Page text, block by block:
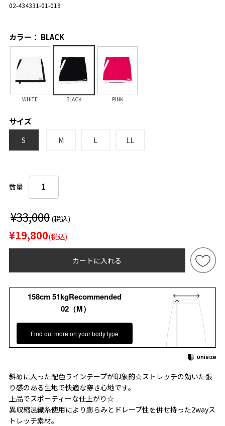
02-434331-01-019
カラー： BLACK
WHITE BLACK PINK
サイズ
S M L LL
数量
¥33,000 (税込)
¥19,800(税込)
カートに入れる
158cm 51kgRecommended
02（M）
Find out more on your body type
斜めに入った配色ラインテープが印象的☆ストレッチの効いた張
り感のある生地で快適な穿き心地です。
上品でスポーティーな仕上がり☆
異収縮混繊糸使用により膨らみとドレープ性を併せ持った2wayス
トレッチ素材。